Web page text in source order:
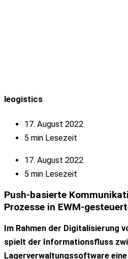
leogistics
17. August 2022
5 min Lesezeit
17. August 2022
5 min Lesezeit
Push-basierte
Prozesse in EWM-
Im Rahmen der Digitalisierung
spielt der Informationsfluss
Lagerverwaltungssoftware